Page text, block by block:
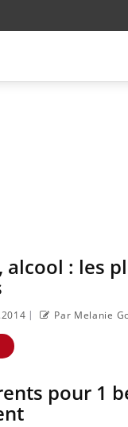
alcool : les
| Par Melanie
pour 1